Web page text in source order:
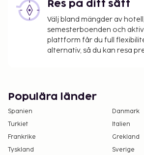
Res på ditt sätt
Välj bland mängder av
semesterboenden och
plattform får du full
alternativ, så du kan resa
Populära länder
Spanien
Danmark
Turkiet
Italien
Frankrike
Grekland
Tyskland
Sverige